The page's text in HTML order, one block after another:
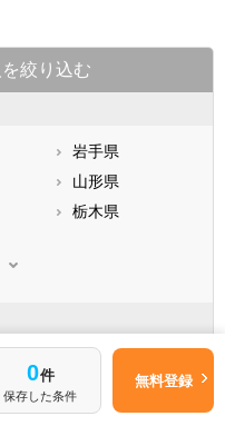
0件
保存した条件
無料登録
絞り込む
岩手県
山形県
栃木県
岐阜県
三重県
大阪府
京都市上京区